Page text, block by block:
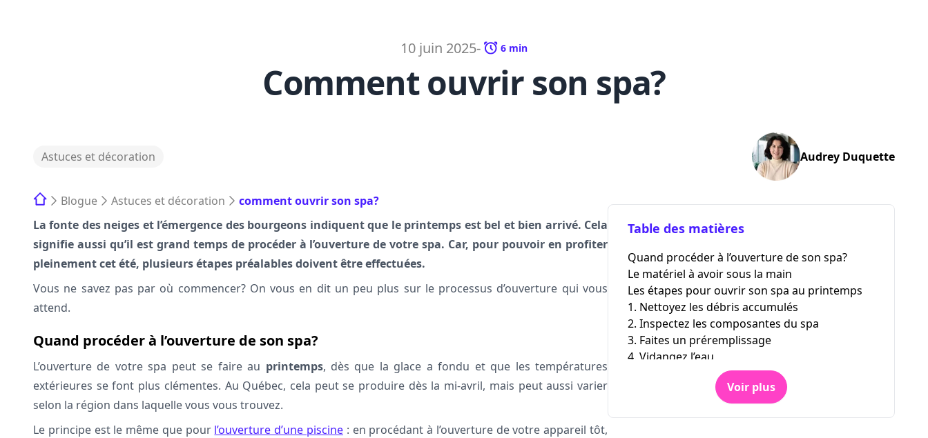
10 juin 2025- 6 min
Comment ouvrir son spa?
Astuces et décoration Audrey Duquette
Blogue Astuces et décoration
comment ouvrir son spa?
La fonte des neiges et l’émergence des bourgeons indiquent que le printemps est bel et bien arrivé. Cela
signifie aussi qu’il est grand temps de procéder à l’ouverture de votre spa. Car, pour pouvoir en profiter
pleinement cet été, plusieurs étapes préalables doivent être effectuées.
Vous ne savez pas par où commencer? On vous en dit un peu plus sur le processus d’ouverture qui vous
attend.
Quand procéder à l’ouverture de son spa?
L’ouverture de votre spa peut se faire au printemps, dès que la glace a fondu et que les températures
extérieures se font plus clémentes. Au Québec, cela peut se produire dès la mi-avril, mais peut aussi varier
selon la région dans laquelle vous vous trouvez.
Le principe est le même que pour l’ouverture d’une piscine : en procédant à l’ouverture de votre appareil tôt,
Table des matières
Quand procéder à l’ouverture de son spa?
Le matériel à avoir sous la main
Les étapes pour ouvrir son spa au printemps
1. Nettoyez les débris accumulés
2. Inspectez les composantes du spa
3. Faites un préremplissage
4. Vidangez l’eau
5. Remplissez votre spa de nouveau
6. Testez et équilibrez l’eau
Voir plus